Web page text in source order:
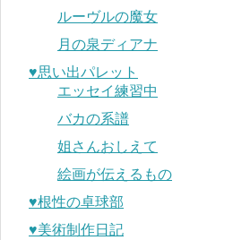
ルーヴルの魔女
月の泉ディアナ
♥︎思い出パレット
エッセイ練習中
バカの系譜
姐さんおしえて
絵画が伝えるもの
♥︎根性の卓球部
♥︎美術制作日記